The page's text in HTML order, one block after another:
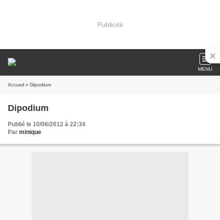
Publicité
MENU
Accueil » Dipodium
Dipodium
Publié le 10/06/2012 à 22:34
Par minique